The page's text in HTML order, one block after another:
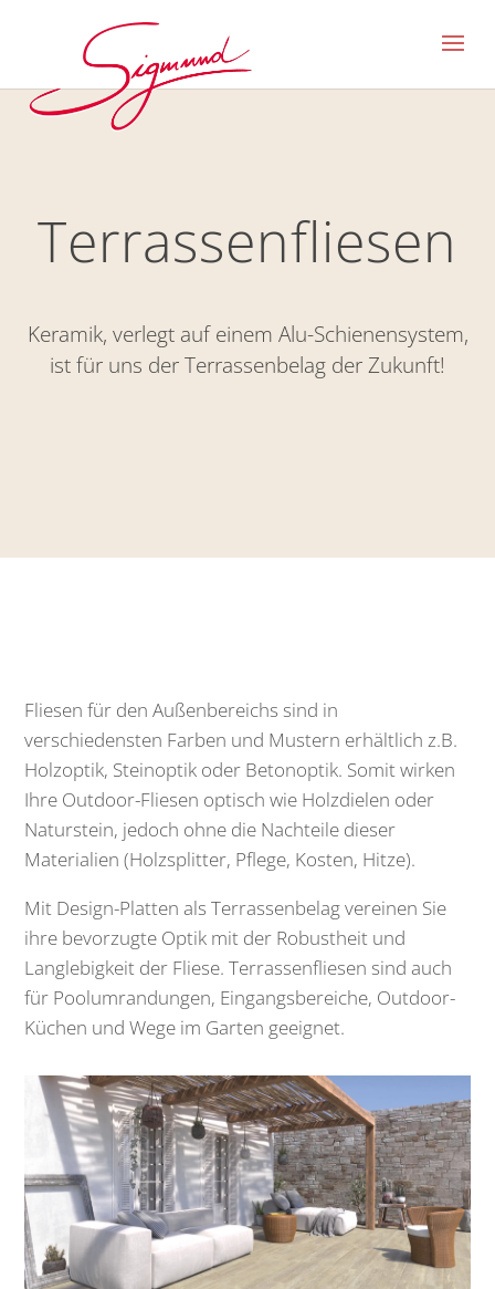
Terrassenfliesen
Keramik, verlegt auf einem Alu-Schienensystem,
ist für uns der Terrassenbelag der Zukunft!
Fliesen für den Außenbereichs sind in
verschiedensten Farben und Mustern erhältlich z.B.
Holzoptik, Steinoptik oder Betonoptik. Somit wirken
Ihre Outdoor-Fliesen optisch wie Holzdielen oder
Naturstein, jedoch ohne die Nachteile dieser
Materialien (Holzsplitter, Pflege, Kosten, Hitze).
Mit Design-Platten als Terrassenbelag vereinen Sie
ihre bevorzugte Optik mit der Robustheit und
Langlebigkeit der Fliese. Terrassenfliesen sind auch
für Poolumrandungen, Eingangsbereiche, Outdoor-
Küchen und Wege im Garten geeignet.